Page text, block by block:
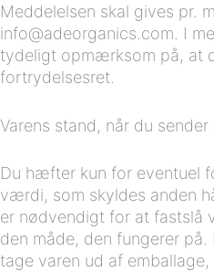
Meddelelsen skal gives pr.
info@adeorganics.com. I
tydeligt opmærksom på, at
fortrydelsesret.
Varens stand, når du sender
Du hæfter kun for eventuel
værdi, som skyldes anden
er nødvendigt for at fastslå
den måde, den fungerer
tage varen ud af